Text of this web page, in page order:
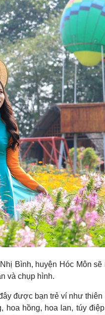
Bình, huyện Hóc Môn
và chụp hình.
được bạn trẻ ví như
hồng, hoa lan, túy